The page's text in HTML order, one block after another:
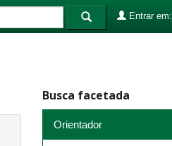
Entrar em:
Busca facetada
Orientador